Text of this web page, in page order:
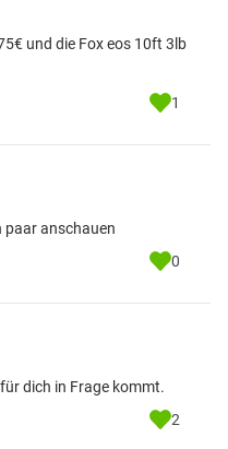
und die Fox eos 10ft 3lb
1
paar anschauen
0
dich in Frage kommt.
2